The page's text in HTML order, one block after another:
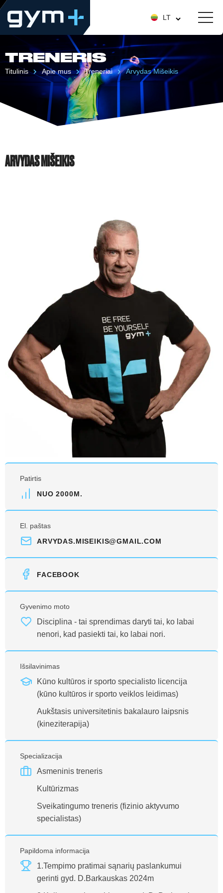
LT
TRENERIS
Titulinis Apie mus Treneriai Arvydas Mišeikis
ARVYDAS MIŠEIKIS
Patirtis
NUO 2000M.
El. paštas
ARVYDAS.MISEIKIS@GMAIL.COM
FACEBOOK
Gyvenimo moto
Disciplina - tai sprendimas daryti tai, ko labai
nenori, kad pasiekti tai, ko labai nori.
Išsilavinimas
Kūno kultūros ir sporto specialisto licencija
(kūno kultūros ir sporto veiklos leidimas)
Aukštasis universitetinis bakalauro laipsnis
(kineziterapija)
Specializacija
Asmeninis treneris
Kultūrizmas
Sveikatingumo treneris (fizinio aktyvumo
specialistas)
Papildoma informacija
1.Tempimo pratimai sąnarių paslankumui
gerinti gyd. D.Barkauskas 2024m